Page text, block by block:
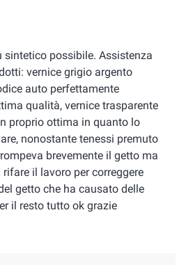
sintetico possibile. Assistenza
vernice grigio argento
auto perfettamente
qualità, vernice trasparente
proprio ottima in quanto lo
nonostante tenessi premuto
brevemente il getto ma
il lavoro per correggere
getto che ha causato delle
il resto tutto ok grazie